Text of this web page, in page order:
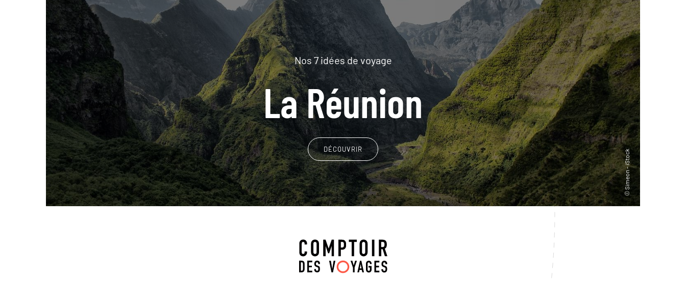
Nos 7 idées de voyage
La Réunion
DÉCOUVRIR